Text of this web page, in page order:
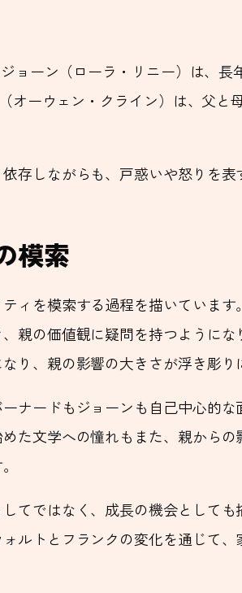
ョーン（ローラ・リニー）は、長
オーウェン・クライン）は、父と
存しながらも、戸惑いや怒りを表
模索
ィを模索する過程を描いていま
親の価値観に疑問を持つようにな
り、親の影響の大きさが浮き彫り
ナードもジョーンも自己中心的な
文学への憧れもまた、親からの
てではなく、成長の機会としても
ルトとフランクの変化を通じて